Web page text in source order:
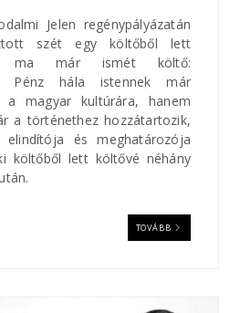
Jelen regénypályázatán
szét egy költőből lett
ma már ismét költő:
Pénz hála istennek már
a magyar kultúrára, hanem
a történethez hozzátartozik,
elindítója és meghatározója
költőből lett költővé néhány
TOVÁBB